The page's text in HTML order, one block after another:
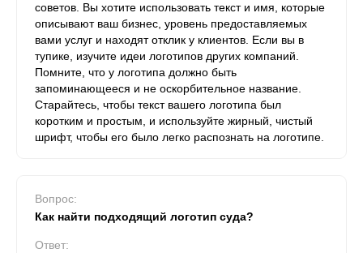
советов. Вы хотите использовать текст и имя, которые
описывают ваш бизнес, уровень предоставляемых
вами услуг и находят отклик у клиентов. Если вы в
тупике, изучите идеи логотипов других компаний.
Помните, что у логотипа должно быть
запоминающееся и не оскорбительное название.
Старайтесь, чтобы текст вашего логотипа был
коротким и простым, и используйте жирный, чистый
шрифт, чтобы его было легко распознать на логотипе.
Вопрос:
Как найти подходящий логотип суда?
Ответ: